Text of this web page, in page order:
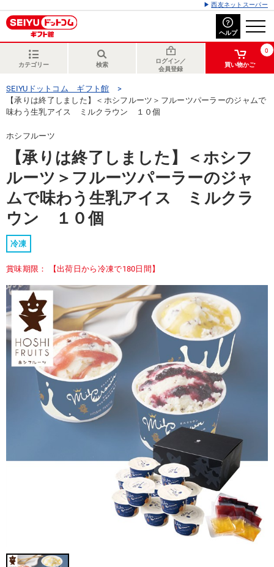
西友ネットスーパー
ヘルプ
カテゴリー 検索
ログイン／
会員登録
0
買い物かご
SEIYUドットコム ギフト館
【承りは終了しました】＜ホシフルーツ＞フルーツパーラーのジャムで
味わう生乳アイス ミルクラウン １０個
ホシフルーツ
【承りは終了しました】＜ホシフ
ルーツ＞フルーツパーラーのジャ
ムで味わう生乳アイス ミルクラ
ウン １０個
冷凍
賞味期限： 【出荷日から冷凍で180日間】